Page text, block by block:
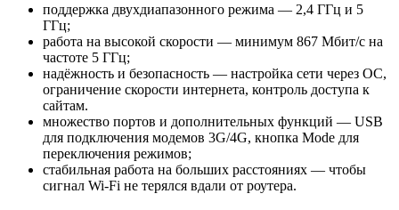
поддержка двухдиапазонного режима — 2,4 ГГц и 5
ГГц;
работа на высокой скорости — минимум 867 Мбит/с на
частоте 5 ГГц;
надёжность и безопасность — настройка сети через ОС,
ограничение скорости интернета, контроль доступа к
сайтам.
множество портов и дополнительных функций — USB
для подключения модемов 3G/4G, кнопка Mode для
переключения режимов;
стабильная работа на больших расстояниях — чтобы
сигнал Wi-Fi не терялся вдали от роутера.